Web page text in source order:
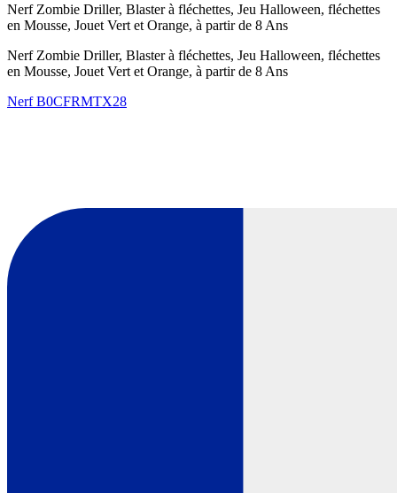
Nerf Zombie Driller, Blaster à fléchettes, Jeu Halloween, fléchettes
en Mousse, Jouet Vert et Orange, à partir de 8 Ans
Nerf Zombie Driller, Blaster à fléchettes, Jeu Halloween, fléchettes
en Mousse, Jouet Vert et Orange, à partir de 8 Ans
NerfB0CFRMTX28